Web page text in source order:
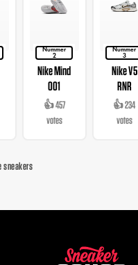
Nummer
2
Nike Mind
001
👍 457
votes
Nummer
3
Nike V5
RNR
👍 234
votes
sneakers